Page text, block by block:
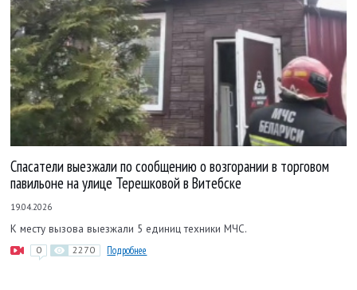
Спасатели выезжали по сообщению о возгорании в торговом
павильоне на улице Терешковой в Витебске
19.04.2026
К месту вызова выезжали 5 единиц техники МЧС.
0 2270 Подробнее